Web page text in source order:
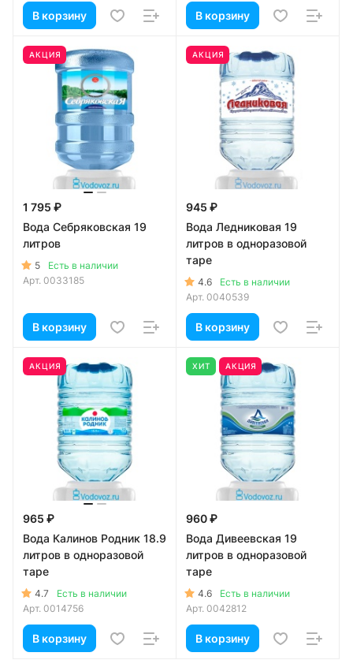
В корзину В корзину
АКЦИЯ
1 795 ₽
Вода Себряковская 19
литров
5
Есть в наличии
Арт. 0033185
В корзину
АКЦИЯ
945 ₽
Вода Ледниковая 19
литров в одноразовой
таре
4.6
Есть в наличии
Арт. 0040539
В корзину
АКЦИЯ
965 ₽
Вода Калинов Родник 18.9
литров в одноразовой
таре
4.7
Есть в наличии
Арт. 0014756
В корзину
ХИТ АКЦИЯ
960 ₽
Вода Дивеевская 19
литров в одноразовой
таре
4.6
Есть в наличии
Арт. 0042812
В корзину